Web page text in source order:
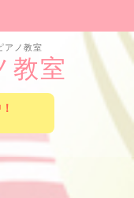
アノ教室
教室